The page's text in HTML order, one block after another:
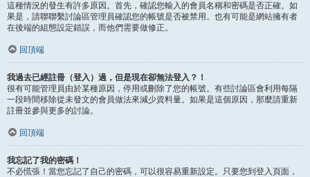
這種情況的發生有許多原因。首先，確認您輸入的會員名稱和密碼是否正確。如
果是，請聯聯繫討論區管理員確認您的帳號是否被禁用。也有可能是網站擁有者
在後端的組態設定錯誤，而他們需要做修正。
回頂端
我過去已經註冊（登入）過，但是現在卻無法登入？！
很有可能管理員由於某種原因，停用或刪除了您的帳號。有些討論區會利用每隔
一段時間移除從未發文的會員做法來減少資料量。如果是這個原因，那麼請重新
註冊並參與更多的討論。
回頂端
我忘記了我的密碼！
不必慌張！當您忘記了自己的密碼，可以很容易重新設定。只要您到登入頁面，